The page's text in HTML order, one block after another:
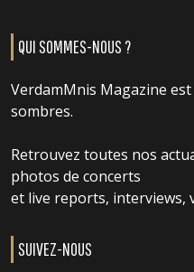
QUI SOMMES-NOUS ?
VerdamMnis Magazine
sombres.
Retrouvez toutes nos
photos de concerts
et live reports, interviews,
SUIVEZ-NOUS